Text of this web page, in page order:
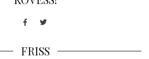
FacebookTwitter
FRISS